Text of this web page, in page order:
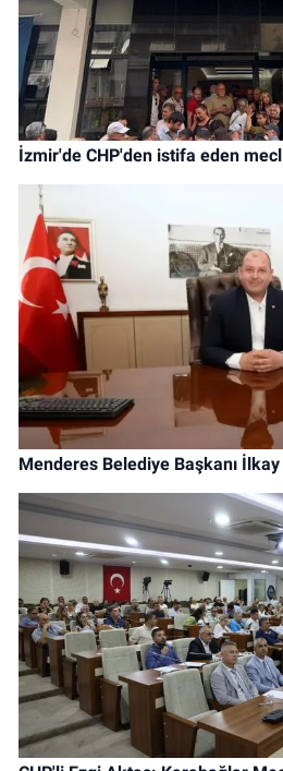
İzmir'de CHP'den istifa eden
Menderes Belediye Başkanı